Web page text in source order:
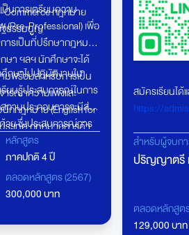
กฎหมาย
ฐธรรมนููญ
ป็นการเตรียมความ
(Pre-Professional) เพื่อ
ารเป็นที่ปรึกษากฎหมาย
า ฯลฯ นักศึกษาจะได้
มพร้อมสำหรับการเป็น
รณาความแพ่งและ
กกฎหมาย (English for
ระเทศ กฎหมายการค้า
รองข้อมูลส่วนบุคคล
เลือก (Elective
ช่น กฎหมายด้าน IT และ
หม่ เป็นต้น
กษาไปปฏิบัติงานใน
รียนรู้ประสบการณ์ในการ
ถานประกอบการจะมีส่วน
วย ซึ่งประสบการณ์การ
added) ให้กับ
ง
หลักสูตร
ภาคปกติ 4 ปี
ตลอดหลักสูตร (2567)
300,000 บาท
สมัครเรียนได้
https://
สำหรับผู้จบก
ปริญญาตรี
นิติศาสตร์)
เทียบโอน
ตลอดหลักสูต
(ปวส.เทียบโ
129,000 บาท